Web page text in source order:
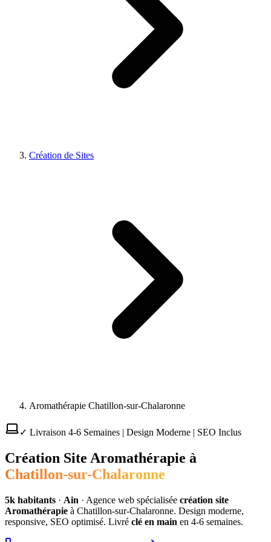
Création de Sites
Aromathérapie Chatillon-sur-Chalaronne
✓ Livraison 4-6 Semaines | Design Moderne | SEO Inclus
Création Site Aromathérapie à
Chatillon-sur-Chalaronne
5k habitants · Ain · Agence web spécialisée création site
Aromathérapie à Chatillon-sur-Chalaronne. Design moderne,
responsive, SEO optimisé. Livré clé en main en 4-6 semaines.